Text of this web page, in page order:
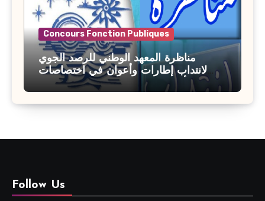
Concours Fonction Publiques
مناظرة المعهد الوطني للرصد الجوي
لانتداب إطارات وأعوان في اختصاصات
مختلفة : أخر اجل للترشح 27 جويلية 2026
Follow Us